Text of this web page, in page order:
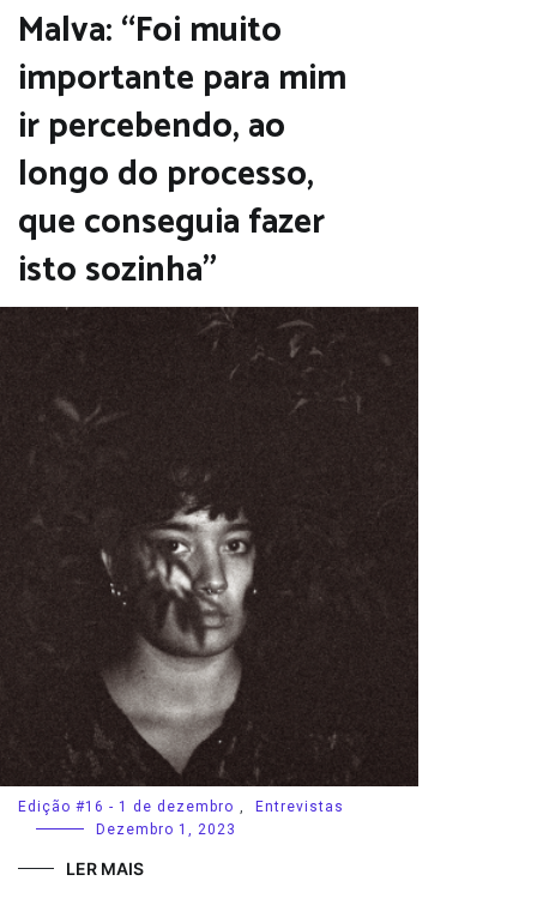
Malva: “Foi muito
importante para mim
ir percebendo, ao
longo do processo,
que conseguia fazer
isto sozinha”
Edição #16 - 1 de dezembro ,
Entrevistas
Dezembro 1, 2023
LER MAIS